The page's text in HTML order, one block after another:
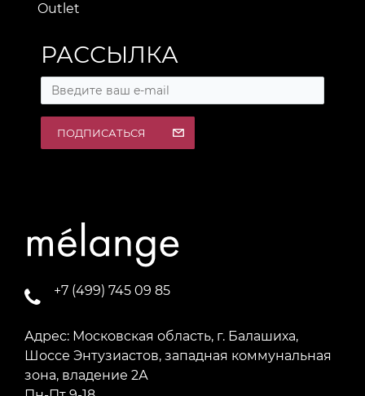
Outlet
РАССЫЛКА
ПОДПИСАТЬСЯ
+7 (499) 745 09 85
Адрес: Московская область, г. Балашиха,
Шоссе Энтузиастов, западная коммунальная
зона, владение 2А